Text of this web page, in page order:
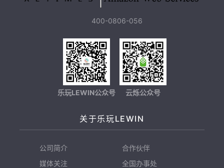
400-0806-056
乐玩LEWIN公众号 云烁公众号
关于乐玩LEWIN
公司简介
合作伙伴
媒体关注
全国办事处